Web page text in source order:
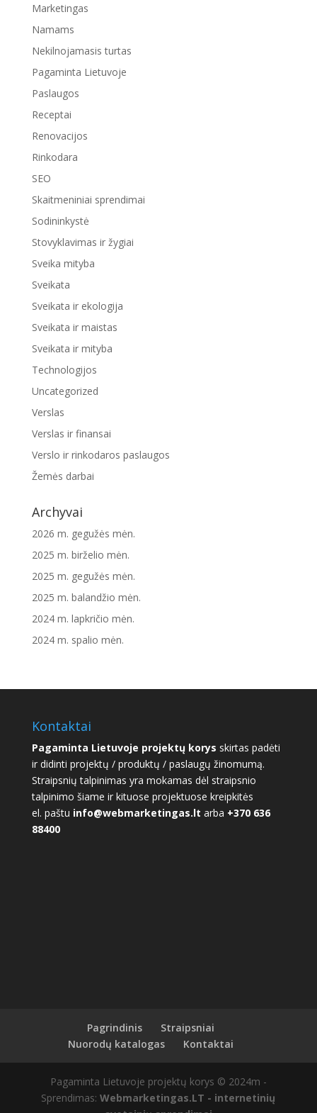
Marketingas
Namams
Nekilnojamasis turtas
Pagaminta Lietuvoje
Paslaugos
Receptai
Renovacijos
Rinkodara
SEO
Skaitmeniniai sprendimai
Sodininkystė
Stovyklavimas ir žygiai
Sveika mityba
Sveikata
Sveikata ir ekologija
Sveikata ir maistas
Sveikata ir mityba
Technologijos
Uncategorized
Verslas
Verslas ir finansai
Verslo ir rinkodaros paslaugos
Žemės darbai
Archyvai
2026 m. gegužės mėn.
2025 m. birželio mėn.
2025 m. gegužės mėn.
2025 m. balandžio mėn.
2024 m. lapkričio mėn.
2024 m. spalio mėn.
Kontaktai
Pagaminta Lietuvoje projektų korys skirtas padėti
ir didinti projektų / produktų / paslaugų žinomumą.
Straipsnių talpinimas yra mokamas dėl straipsnio
talpinimo šiame ir kituose projektuose kreipkitės
el. paštu info@webmarketingas.lt arba +370 636
88400
Pagrindinis
Straipsniai
Nuorodų katalogas
Kontaktai
Pagaminta Lietuvoje projektų korys © 2024m -
Sprendimas:Webmarketingas.LT - internetinių